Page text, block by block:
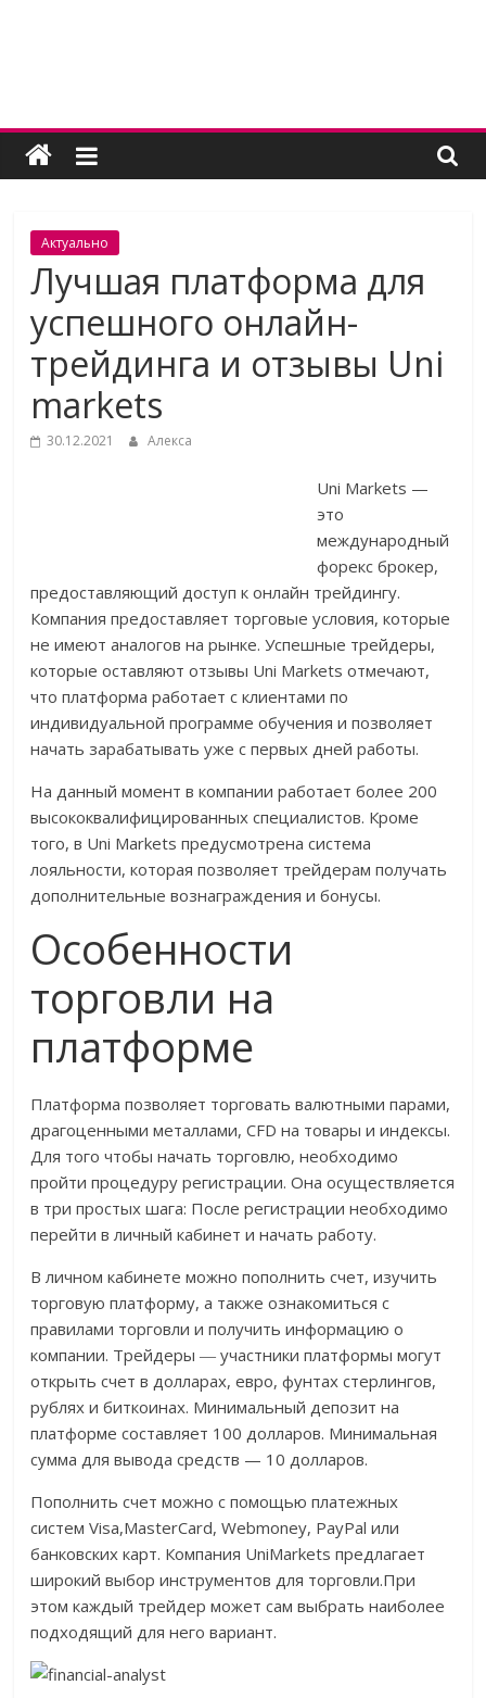
Женский
угодник
Блог
полезных
статей
для
женщин
Актуально
Лучшая платформа для
успешного онлайн-
трейдинга и отзывы Uni
markets
30.12.2021 Алекса
Uni Markets —
это
международный
форекс брокер,
предоставляющий доступ к онлайн трейдингу.
Компания предоставляет торговые условия, которые
не имеют аналогов на рынке. Успешные трейдеры,
которые оставляют отзывы Uni Markets отмечают,
что платформа работает с клиентами по
индивидуальной программе обучения и позволяет
начать зарабатывать уже с первых дней работы.
На данный момент в компании работает более 200
высококвалифицированных специалистов. Кроме
того, в Uni Markets предусмотрена система
лояльности, которая позволяет трейдерам получать
дополнительные вознаграждения и бонусы.
Особенности
торговли на
платформе
Платформа позволяет торговать валютными парами,
драгоценными металлами, CFD на товары и индексы.
Для того чтобы начать торговлю, необходимо
пройти процедуру регистрации. Она осуществляется
в три простых шага: После регистрации необходимо
перейти в личный кабинет и начать работу.
В личном кабинете можно пополнить счет, изучить
торговую платформу, а также ознакомиться с
правилами торговли и получить информацию о
компании. Трейдеры ― участники платформы могут
открыть счет в долларах, евро, фунтах стерлингов,
рублях и биткоинах. Минимальный депозит на
платформе составляет 100 долларов. Минимальная
сумма для вывода средств — 10 долларов.
Пополнить счет можно с помощью платежных
систем Visa,MasterCard, Webmoney, PayPal или
банковских карт. Компания UniMarkets предлагает
широкий выбор инструментов для торговли.При
этом каждый трейдер может сам выбрать наиболее
подходящий для него вариант.